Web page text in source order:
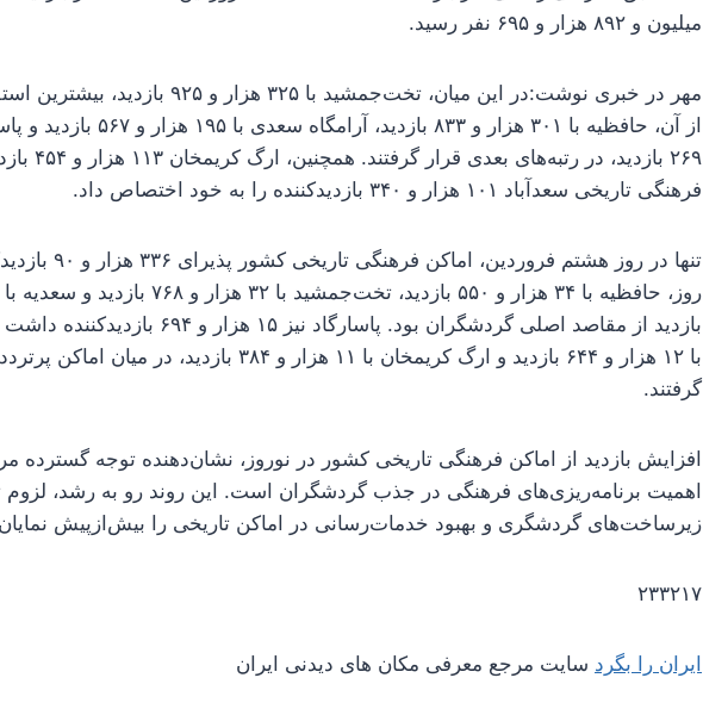
میلیون و ۸۹۲ هزار و ۶۹۵ نفر رسید.
مهر در خبری نوشت:در این میان، تخت‌جمشید با
۲۶۹ بازدید،
فرهنگی تاریخی سعدآباد ۱۰۱ هزار و ۳۴۰ بازدیدکننده را به خود اختصاص داد.
تنها در روز هشتم
بازدید از مقاصد اصلی گردشگران بود. پاسارگاد
با ۱۲ هزار و ۶۴۴ بازدید و ارگ کریمخان با ۱۱ هزار و ۳۸۴ بازدید،
گرفتند.
افزایش بازدید از اماکن فرهنگی تاریخی کشور در نوروز، نشان‌دهنده توجه گسترده
اهمیت برنامه‌ریزی‌های فرهنگی در جذب گردشگران است. این روند رو به رشد، لزوم
زیرساخت‌های گردشگری و بهبود خدمات‌رسانی در اماکن تاریخی را بیش‌ازپیش
۲۳۳۲۱۷
ایران را بگرد سایت مرجع معرفی مکان های دیدنی ایران